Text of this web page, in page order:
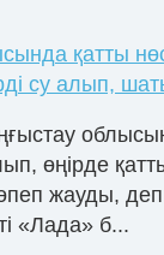
қатты
су алып,
өңірде
жауды,
«Лада» б...